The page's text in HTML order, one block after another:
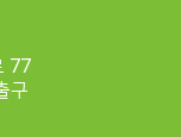
77
구